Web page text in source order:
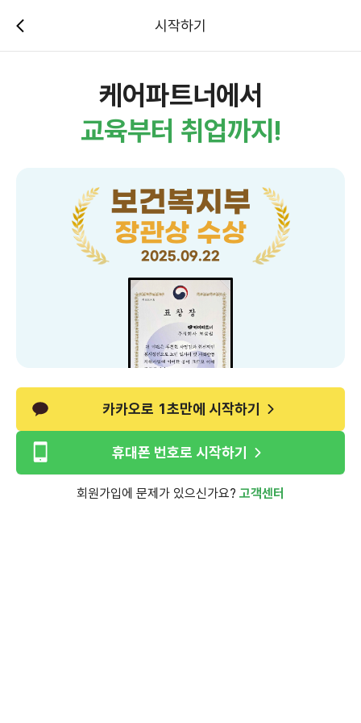
시작하기
케어파트너에서
교육부터 취업까지!
보건복지부
장관상 수상
2025.09.22
카카오로 1초만에 시작하기
휴대폰 번호로 시작하기
회원가입에 문제가 있으신가요? 고객센터